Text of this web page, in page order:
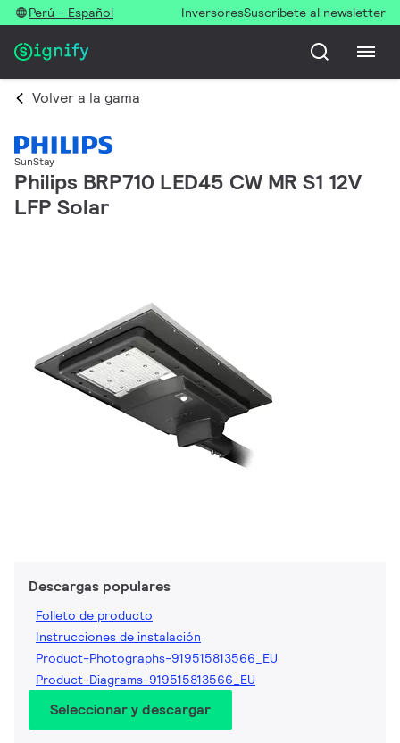
Perú - Español InversoresSuscríbete al newsletter
Volver a la gama
SunStay
Philips BRP710 LED45 CW MR S1 12V
LFP Solar
Descargas populares
Folleto de producto
Instrucciones de instalación
Product-Photographs-919515813566_EU
Product-Diagrams-919515813566_EU
Seleccionar y descargar